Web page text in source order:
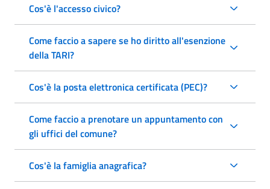
Cos'è l'accesso civico?
Come faccio a sapere se ho diritto all'esenzione
della TARI?
Cos'è la posta elettronica certificata (PEC)?
Come faccio a prenotare un appuntamento con
gli uffici del comune?
Cos'è la famiglia anagrafica?